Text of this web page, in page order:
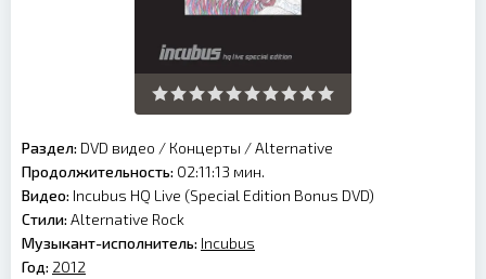
Раздел: DVD видео / Концерты /Alternative
Продолжительность: 02:11:13 мин.
Видео: Incubus HQ Live (Special Edition Bonus DVD)
Стили: Alternative Rock
Музыкант-исполнитель: Incubus
Год: 2012